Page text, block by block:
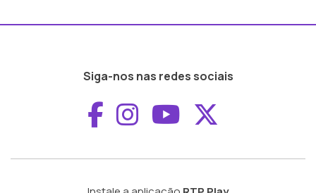
Siga-nos nas redes sociais
Aceder ao
Aceder ao
Aceder ao